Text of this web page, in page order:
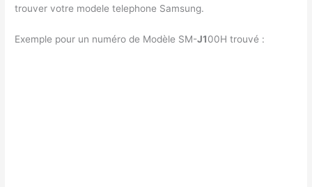
trouver votre modele telephone Samsung.
Exemple pour un numéro de Modèle SM-J100H trouvé :